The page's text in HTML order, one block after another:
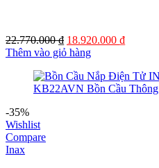
22.770.000₫ Giá
gốc
22.770.000 ₫.
18.920.000 ₫Giá
là:
Thêm vào giỏ hàng
-35%
Wishlist
Compare
Inax